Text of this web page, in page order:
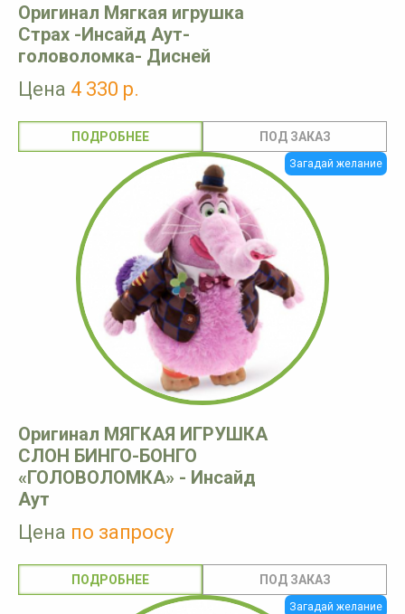
Оригинал Мягкая игрушка
Страх -Инсайд Аут-
головоломка- Дисней
Цена 4 330 р.
ПОДРОБНЕЕ
Загадай желание
Оригинал МЯГКАЯ ИГРУШКА
СЛОН БИНГО-БОНГО
«ГОЛОВОЛОМКА» - Инсайд
Аут
Цена по запросу
ПОДРОБНЕЕ
Загадай желание